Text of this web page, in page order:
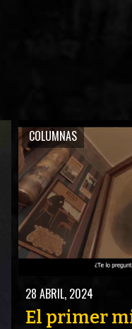
MÁS
COLUMNAS
28 ABRIL, 2024
El primer